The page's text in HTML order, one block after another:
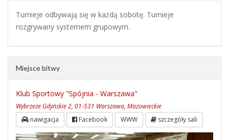
Turnieje odbywają się w każdą sobotę. Turnieje
rozgrywany systemem grupowym.
Miejsce bitwy
Klub Sportowy "Spójnia - Warszawa"
Wybrzeże Gdyńskie 2, 01-531 Warszawa, Mazowieckie
nawigacja Facebook WWW szczegóły sali